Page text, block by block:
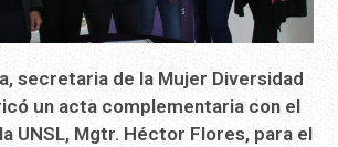
secretaria de la Mujer Diversidad
un acta complementaria con el
UNSL, Mgtr. Héctor Flores, para el